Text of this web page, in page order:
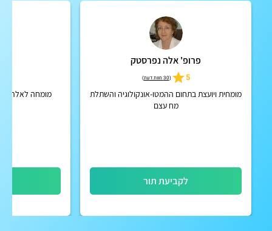
פרופ' אלה נפרסטק
5
(30 חוות דעת )
מומחית ויועצת בתחום ההמטו-אונקולוגיה והשתלת
מח עצם
לקביעת תור
מומחה לאלרגיה